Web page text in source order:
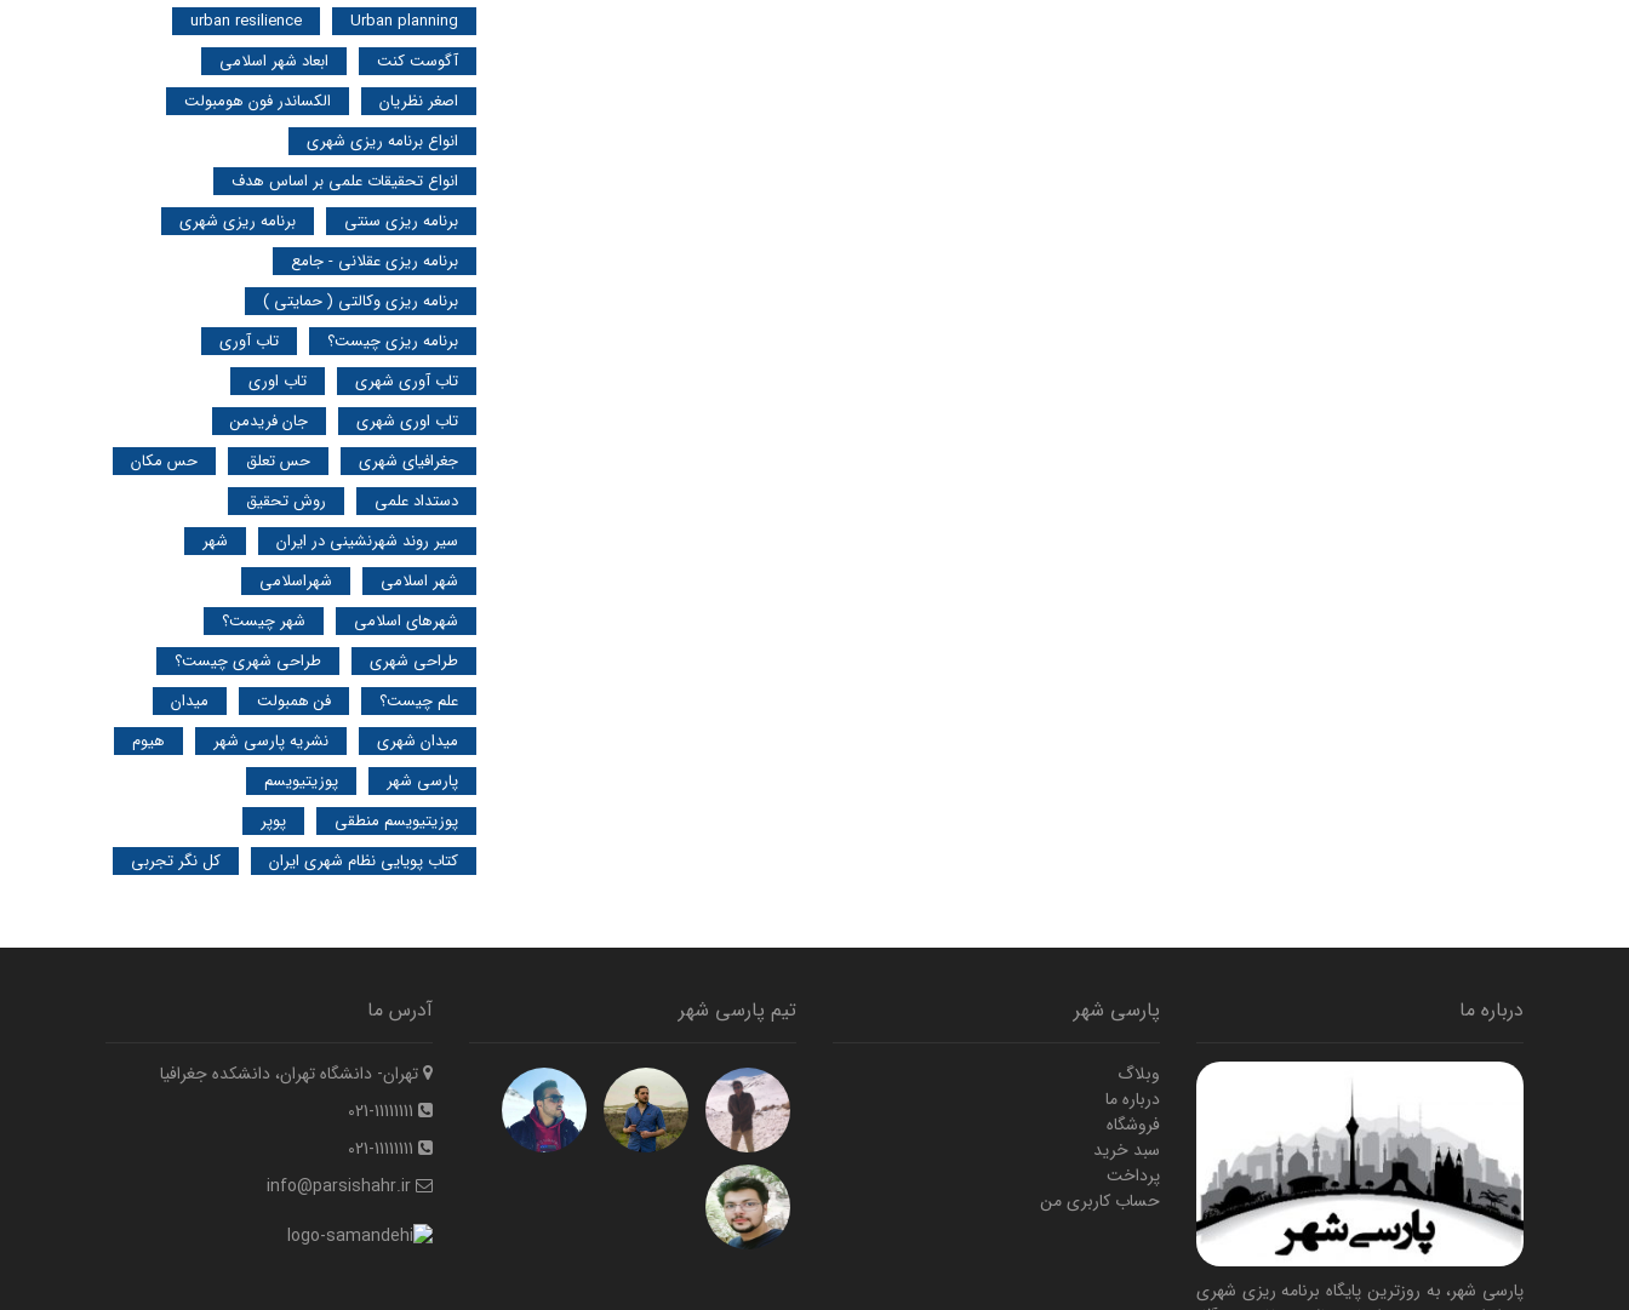
Urban planning
urban resilience
آگوست کنت
ابعاد شهر اسلامی
اصغر نظریان
الکساندر فون هومبولت
انواع برنامه ریزی شهری
انواع تحقیقات علمی بر اساس هدف
برنامه ریزی سنتی
برنامه ریزی شهری
برنامه ریزی عقلانی - جامع
برنامه ریزی وکالتی ( حمایتی )
برنامه ریزی چیست؟
تاب آوری
تاب آوری شهری
تاب اوری
تاب اوری شهری
جان فریدمن
جغرافیای شهری
حس تعلق
حس مکان
دستداد علمی
روش تحقیق
سیر روند شهرنشینی در ایران
شهر
شهر اسلامی
شهراسلامی
شهرهای اسلامی
شهر چیست؟
طراحی شهری
طراحی شهری چیست؟
علم چیست؟
فن همبولت
میدان
میدان شهری
نشریه پارسی شهر
هیوم
پارسی شهر
پوزیتیویسم
پوزیتیویسم منطقی
پوپر
کتاب پویایی نظام شهری ایران
کل نگر تجربی
درباره ما
پارسی شهر، به روزترین پایگاه برنامه ریزی شهری
پارسی شهر
وبلاگ
درباره ما
فروشگاه
سبد خرید
پرداخت
حساب کاربری من
تیم پارسی شهر آدرس ما
تهران- دانشگاه تهران، دانشکده جغرافیا